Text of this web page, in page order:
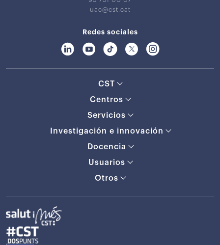
uac@cst.cat
Redes sociales
CST
Centros
Servicios
Investigación e innovación
Docencia
Usuarios
Otros